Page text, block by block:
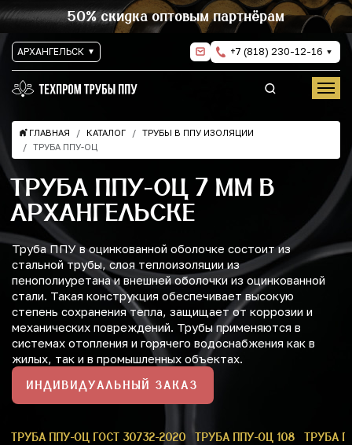
50% скидка оптовым партнёрам
АРХАНГЕЛЬСК +7 (818) 230-12-16
ГЛАВНАЯ КАТАЛОГ
ТРУБЫ В ППУ ИЗОЛЯЦИИ
ТРУБА ППУ-ОЦ
ТРУБА ППУ-ОЦ 7 ММ В
АРХАНГЕЛЬСКЕ
Труба ППУ в оцинкованной оболочке состоит из
стальной трубы, слоя теплоизоляции из
пенополиуретана и внешней оболочки из оцинкованной
стали. Такая конструкция обеспечивает высокую
степень сохранения тепла, защищает от коррозии и
механических повреждений. Трубы применяются в
системах отопления и горячего водоснабжения как в
жилых, так и в промышленных объектах.
ИНДИВИДУАЛЬНЫЙ ЗАКАЗ
ТРУБА ППУ-ОЦ ГОСТ 30732-2020 ТРУБА ППУ-ОЦ 108 ТРУБА